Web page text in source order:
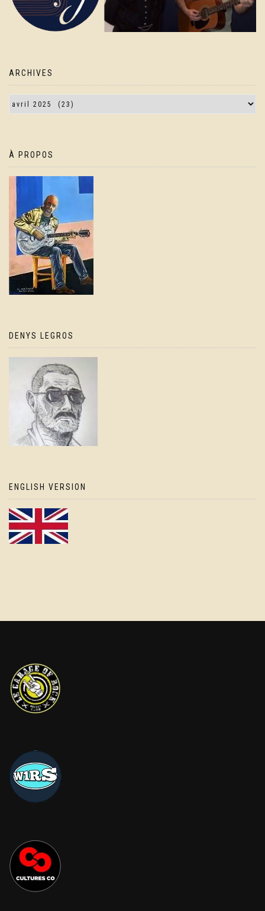
ARCHIVES
À PROPOS
DENYS LEGROS
ENGLISH VERSION